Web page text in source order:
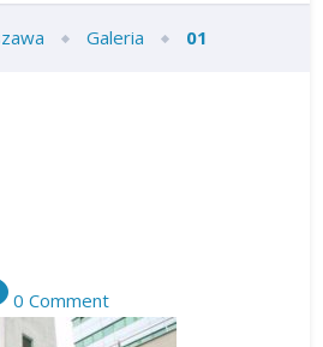
Galeria 01
0 Comment